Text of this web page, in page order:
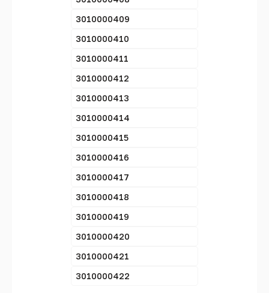
3010000409
3010000410
3010000411
3010000412
3010000413
3010000414
3010000415
3010000416
3010000417
3010000418
3010000419
3010000420
3010000421
3010000422